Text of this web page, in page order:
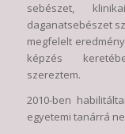
sebészet,
daganatsebészet
megfelelt
képzés
szereztem.
2010-ben
egyetemi tanárrá